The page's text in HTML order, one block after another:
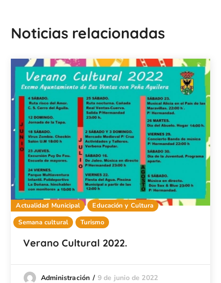
Noticias relacionadas
Actualidad Municipal
Educación y Cultura
Semana cultural
Turismo
Verano Cultural 2022.
Administración 9 de junio de 2022